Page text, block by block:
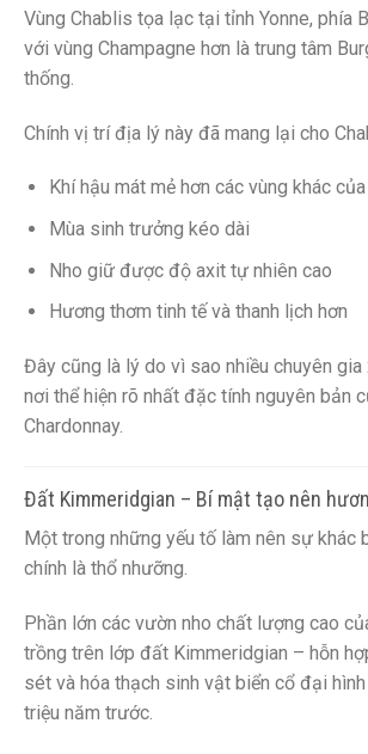
Vùng Chablis tọa lạc tại tỉnh Yonne, phía
với vùng Champagne hơn là trung tâm
thống.
Chính vị trí địa lý này đã mang lại cho
Khí hậu mát mẻ hơn các vùng khác
Mùa sinh trưởng kéo dài
Nho giữ được độ axit tự nhiên cao
Hương thơm tinh tế và thanh lịch hơn
Đây cũng là lý do vì sao nhiều chuyên
nơi thể hiện rõ nhất đặc tính nguyên bản
Chardonnay.
Đất Kimmeridgian – Bí mật tạo nên
Một trong những yếu tố làm nên sự khác
chính là thổ nhưỡng.
Phần lớn các vườn nho chất lượng cao
trồng trên lớp đất Kimmeridgian – hỗn
sét và hóa thạch sinh vật biển cổ đại
triệu năm trước.